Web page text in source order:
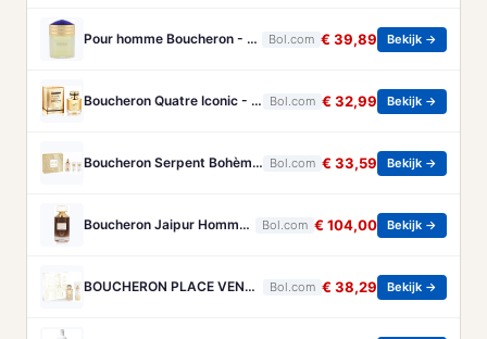
Pour homme Boucheron - 100 ml - Eau de parfum Bol.com € 39,89 Bekijk →
Boucheron Quatre Iconic - 50 ml - eau de parfum spray - damesparfum Bol.com € 32,99 Bekijk →
Boucheron Serpent Bohème Gift Set 50ml Eau de Parfum + 50ml Bath & Shower Gel + 50ml Body Lotion - Geschenkset Bol.com € 33,59 Bekijk →
Boucheron Jaipur Homme Eau de Parfum 100ml Spray Bol.com € 104,00 Bekijk →
BOUCHERON PLACE VENDOME GESCHENKSET Bol.com € 38,29 Bekijk →